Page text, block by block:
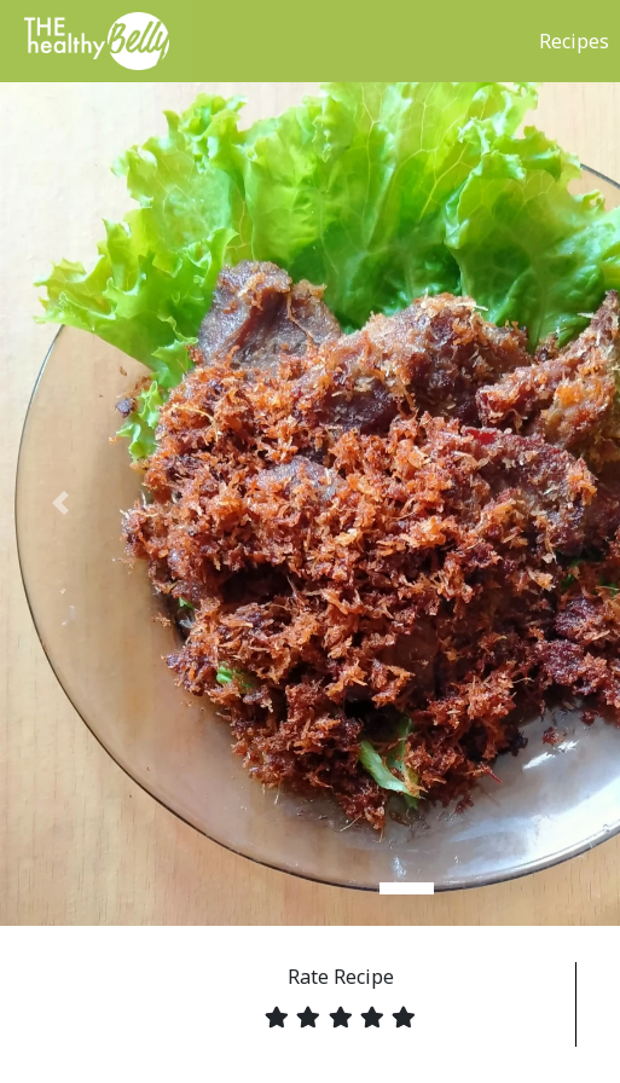
Recipes
Previous
Rate Recipe